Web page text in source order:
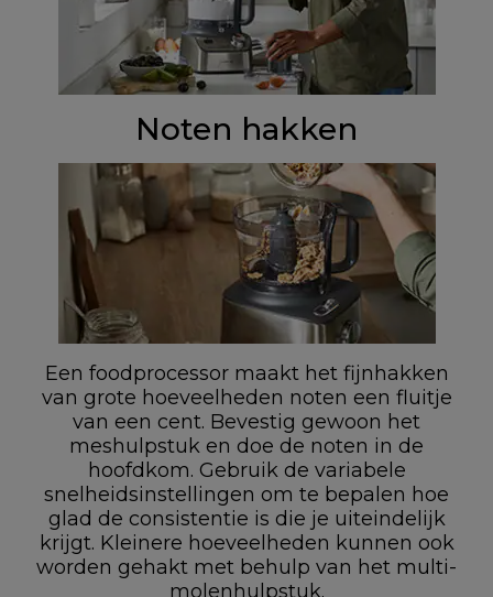
Noten hakken
Een foodprocessor maakt het fijnhakken
van grote hoeveelheden noten een fluitje
van een cent. Bevestig gewoon het
meshulpstuk en doe de noten in de
hoofdkom. Gebruik de variabele
snelheidsinstellingen om te bepalen hoe
glad de consistentie is die je uiteindelijk
krijgt. Kleinere hoeveelheden kunnen ook
worden gehakt met behulp van het multi-
molenhulpstuk.